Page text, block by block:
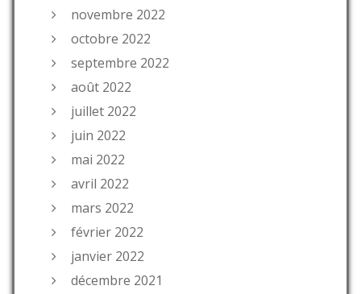
novembre 2022
octobre 2022
septembre 2022
août 2022
juillet 2022
juin 2022
mai 2022
avril 2022
mars 2022
février 2022
janvier 2022
décembre 2021